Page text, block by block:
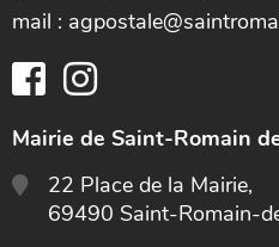
mail :
Mairie de Saint-Romain
22 Place de la Mairie,
69490 Saint-Romain-